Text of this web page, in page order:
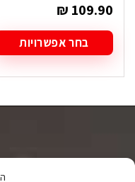
₪ 109.90
בחר אפשרויות
זה
את